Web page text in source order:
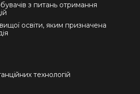
з питань отримання
освіти, яким призначена
технологій